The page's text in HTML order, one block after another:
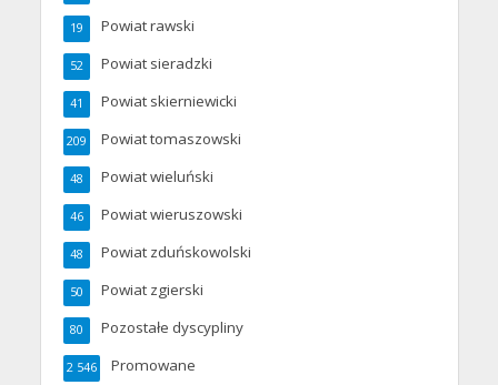
Powiat rawski
19
Powiat sieradzki
52
Powiat skierniewicki
41
Powiat tomaszowski
209
Powiat wieluński
48
Powiat wieruszowski
46
Powiat zduńskowolski
48
Powiat zgierski
50
Pozostałe dyscypliny
80
Promowane
2 546